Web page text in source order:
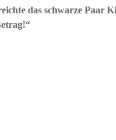
das schwarze Paar